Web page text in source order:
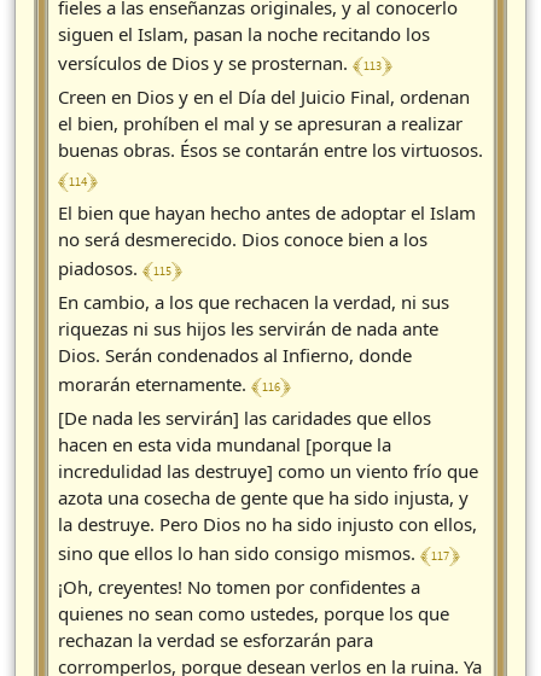
fieles a las enseñanzas originales, y al conocerlo
siguen el Islam, pasan la noche recitando los
versículos de Dios y se prosternan. ﴾ 113 ﴿
Creen en Dios y en el Día del Juicio Final, ordenan
el bien, prohíben el mal y se apresuran a realizar
buenas obras. Ésos se contarán entre los virtuosos.
﴾ 114 ﴿
El bien que hayan hecho antes de adoptar el Islam
no será desmerecido. Dios conoce bien a los
piadosos. ﴾ 115 ﴿
En cambio, a los que rechacen la verdad, ni sus
riquezas ni sus hijos les servirán de nada ante
Dios. Serán condenados al Infierno, donde
morarán eternamente. ﴾ 116 ﴿
[De nada les servirán] las caridades que ellos
hacen en esta vida mundanal [porque la
incredulidad las destruye] como un viento frío que
azota una cosecha de gente que ha sido injusta, y
la destruye. Pero Dios no ha sido injusto con ellos,
sino que ellos lo han sido consigo mismos. ﴾ 117 ﴿
¡Oh, creyentes! No tomen por confidentes a
quienes no sean como ustedes, porque los que
rechazan la verdad se esforzarán para
corromperlos, porque desean verlos en la ruina. Ya